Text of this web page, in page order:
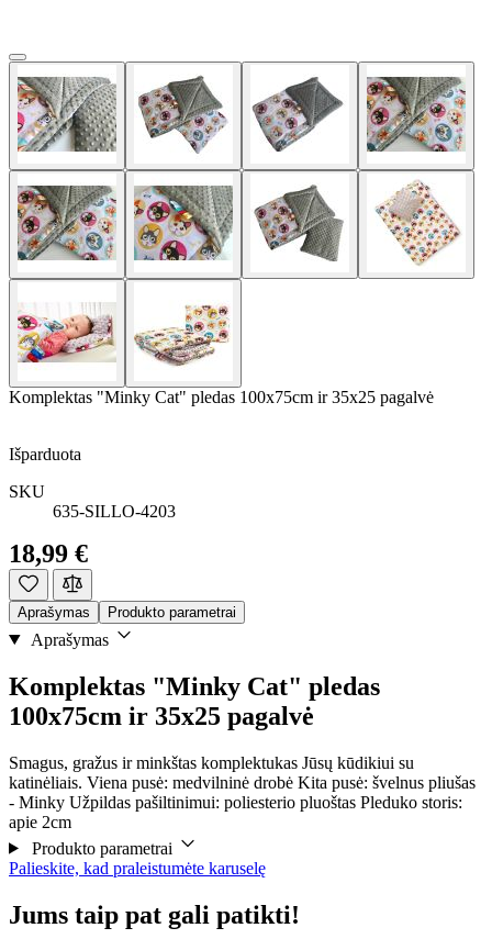
Komplektas "Minky Cat" pledas 100x75cm ir 35x25 pagalvė
Išparduota
SKU
635-SILLO-4203
18,99 €
Aprašymas Produkto parametrai
Aprašymas
Komplektas "Minky Cat" pledas
100x75cm ir 35x25 pagalvė
Smagus, gražus ir minkštas komplektukas Jūsų kūdikiui su
katinėliais. Viena pusė: medvilninė drobė Kita pusė: švelnus pliušas
- Minky Užpildas pašiltinimui: poliesterio pluoštas Pleduko storis:
apie 2cm
Produkto parametrai
Palieskite, kad praleistumėte karuselę
Jums taip pat gali patikti!